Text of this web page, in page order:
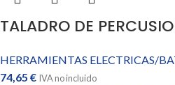
TALADRO DE
HERRAMIENTAS ELECTRICAS/
74,65 € IVA no incluido